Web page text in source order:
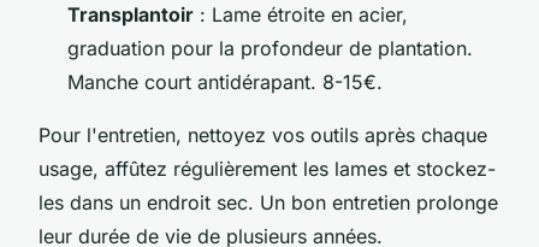
Transplantoir : Lame étroite en acier,
graduation pour la profondeur de plantation.
Manche court antidérapant. 8-15€.
Pour l'entretien, nettoyez vos outils après chaque
usage, affûtez régulièrement les lames et stockez-
les dans un endroit sec. Un bon entretien prolonge
leur durée de vie de plusieurs années.